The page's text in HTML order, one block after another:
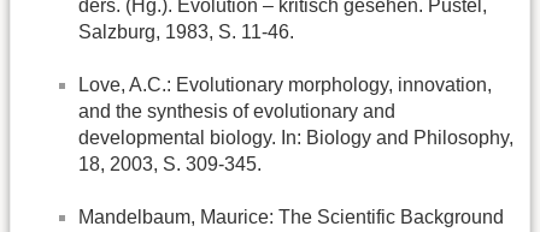
ders. (Hg.). Evolution – kritisch gesehen. Pustel,
Salzburg, 1983, S. 11-46.
Love, A.C.: Evolutionary morphology, innovation,
and the synthesis of evolutionary and
developmental biology. In: Biology and Philosophy,
18, 2003, S. 309-345.
Mandelbaum, Maurice: The Scientific Background